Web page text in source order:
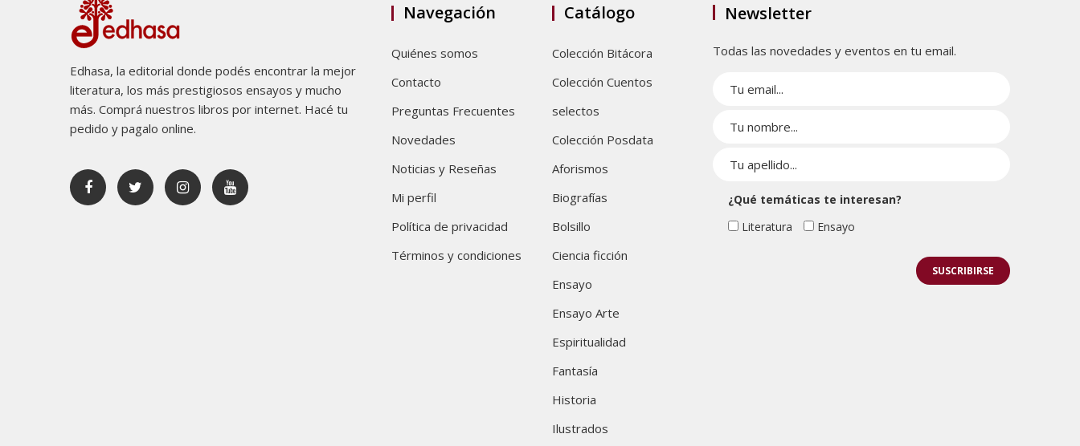
Edhasa, la editorial donde podés encontrar la mejor
literatura, los más prestigiosos ensayos y mucho
más. Comprá nuestros libros por internet. Hacé tu
pedido y pagalo online.
Navegación
Quiénes somos
Contacto
Preguntas Frecuentes
Novedades
Noticias y Reseñas
Mi perfil
Política de privacidad
Términos y condiciones
Catálogo
Colección Bitácora
Colección Cuentos
selectos
Colección Posdata
Aforismos
Biografías
Bolsillo
Ciencia ficción
Ensayo
Ensayo Arte
Espiritualidad
Fantasía
Historia
Ilustrados
Newsletter
Todas las novedades y eventos en tu email.
¿Qué temáticas te interesan?
Literatura
Ensayo